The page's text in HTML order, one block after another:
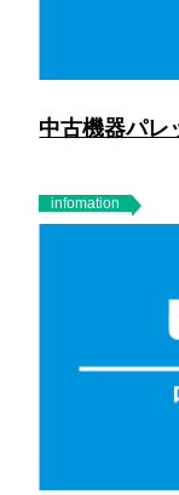
中古機器パレ
infomation